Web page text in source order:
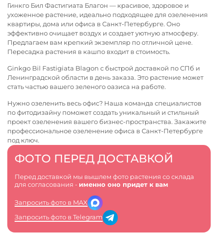
ФОТО ПЕРЕД ДОСТАВКОЙ
Перед доставкой мы вышлем фото растения со склада
для согласования - именно оно придет к вам
Запросить фото в MAX
Запросить фото в Telegram
Гинкго Бил Фастигиата Благон — красивое, здоровое и
ухоженное растение, идеально подходящее для озеленения
квартиры, дома или офиса в Санкт-Петербурге. Оно
эффективно очищает воздух и создает уютную атмосферу.
Предлагаем вам крепкий экземпляр по отличной цене.
Пересадка растения в кашпо входит в стоимость.
Ginkgo Bil Fastigiata Blagon с быстрой доставкой по СПб и
Ленинградской области в день заказа. Это растение может
стать частью вашего зеленого оазиса на работе.
Нужно озеленить весь офис? Наша команда специалистов
по фитодизайну поможет создать уникальный и стильный
проект озеленения вашего бизнес-пространства. Закажите
профессиональноеозеленение офиса в Санкт-Петербурге
под ключ.